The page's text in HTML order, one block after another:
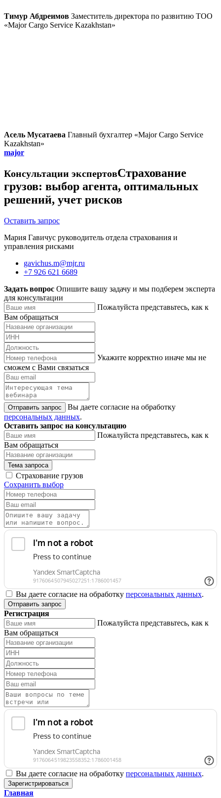
Тимур Абдреимов Заместитель директора по развитию ТОО
«Major Cargo Service Kazakhstan»
Асель Мусатаева Главный бухгалтер «Major Cargo Service
Kazakhstan»
major
Консультации экспертовСтрахование
грузов: выбор агента, оптимальных
решений, учет рисков
Оставить запрос
Мария Гавичус руководитель отдела страхования и
управления рисками
gavichus.m@mjr.ru
+7 926 621 6689
Задать вопрос Опишите вашу задачу и мы подберем эксперта
для консультации
Пожалуйста представьтесь, как к
Вам обращаться
Укажите корректно иначе мы не
сможем с Вами связаться
Отправить запрос
Вы даете согласие на обработку
персональных данных.
Оставить запрос на консультацию
Пожалуйста представьтесь, как к
Вам обращаться
Тема запроса
Страхование грузов
Сохранить выбор
Вы даете согласие на обработку персональных данных.
Отправить запрос
Регистрация
Пожалуйста представьтесь, как к
Вам обращаться
Вы даете согласие на обработку персональных данных.
Зарегистрироваться
Главная